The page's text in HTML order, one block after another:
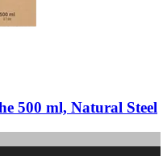
500 ml, Natural Steel